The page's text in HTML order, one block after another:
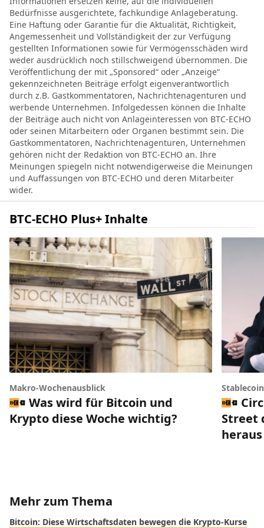
Bedürfnisse ausgerichtete, fachkundige Anlageberatung.
Eine Haftung oder Garantie für die Aktualität, Richtigkeit,
Angemessenheit und Vollständigkeit der zur Verfügung
gestellten Informationen sowie für Vermögensschäden wird
weder ausdrücklich noch stillschweigend übernommen. Die
Veröffentlichung der mit „Sponsored“ oder „Anzeige“
gekennzeichneten Beiträge erfolgt eigenverantwortlich
durch z.B. Gastkommentatoren, Nachrichtenagenturen und
werbende Unternehmen. Infolgedessen können die Inhalte
der Beiträge auch nicht von Anlageinteressen von BTC-ECHO
oder seinen Mitarbeitern oder Organen bestimmt sein. Die
Gastkommentatoren, Nachrichtenagenturen, Unternehmen
gehören nicht der Redaktion von BTC-ECHO an. Ihre
Meinungen spiegeln nicht notwendigerweise die Meinungen
und Auffassungen von BTC-ECHO und deren Mitarbeiter
wider.
BTC-ECHO Plus+ Inhalte
Makro-Wochenausblick
Was wird für Bitcoin und
Krypto diese Woche wichtig?
Street
heraus
Mehr zum Thema
Bitcoin: Diese Wirtschaftsdaten bewegen die Krypto-Kurse